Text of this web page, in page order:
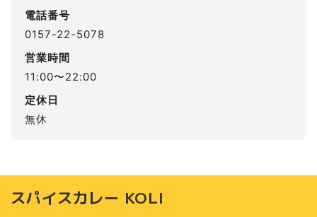
電話番号
0157-22-5078
営業時間
11:00〜22:00
定休日
無休
スパイスカレー KOLI